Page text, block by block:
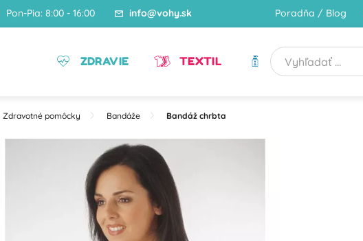
Pon-Pia: 8:00 - 16:00 info@vohy.sk Poradňa / Blog
ZDRAVIE TEXTIL HYGIENA
Zdravotné pomôcky Bandáže Bandáž chrbta